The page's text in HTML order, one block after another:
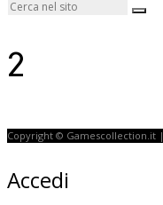
2
Copyright © Gamescollection.it |
Accedi